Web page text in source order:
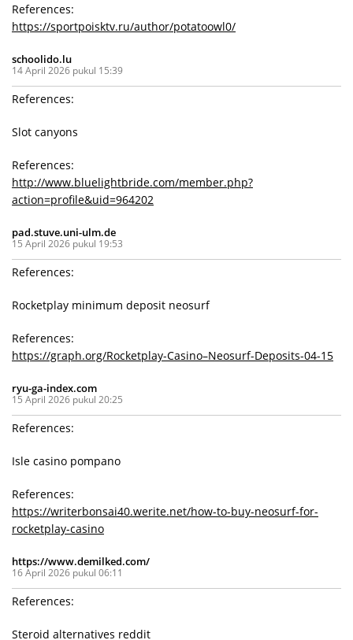
References:
https://sportpoisktv.ru/author/potatoowl0/
schoolido.lu
14 April 2026 pukul 15:39
References:
Slot canyons
References:
http://www.bluelightbride.com/member.php?
action=profile&uid=964202
pad.stuve.uni-ulm.de
15 April 2026 pukul 19:53
References:
Rocketplay minimum deposit neosurf
References:
https://graph.org/Rocketplay-Casino–Neosurf-Deposits-04-15
ryu-ga-index.com
15 April 2026 pukul 20:25
References:
Isle casino pompano
References:
https://writerbonsai40.werite.net/how-to-buy-neosurf-for-
rocketplay-casino
https://www.demilked.com/
16 April 2026 pukul 06:11
References:
Steroid alternatives reddit